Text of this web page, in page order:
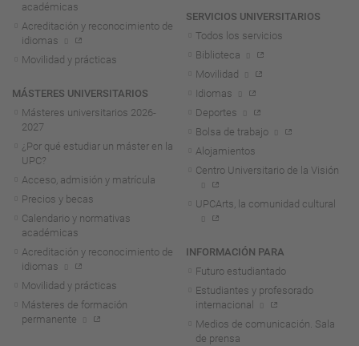
académicas
Acreditación y reconocimiento de
idiomas
Movilidad y prácticas
MÁSTERES UNIVERSITARIOS
Másteres universitarios 2026-
2027
¿Por qué estudiar un máster en la
UPC?
Acceso, admisión y matrícula
Precios y becas
Calendario y normativas
académicas
Acreditación y reconocimiento de
idiomas
Movilidad y prácticas
Másteres de formación
permanente
SERVICIOS UNIVERSITARIOS
Todos los servicios
Biblioteca
Movilidad
Idiomas
Deportes
Bolsa de trabajo
Alojamientos
Centro Universitario de la Visión
UPCArts, la comunidad cultural
INFORMACIÓN PARA
Futuro estudiantado
Estudiantes y profesorado
internacional
Medios de comunicación. Sala
de prensa